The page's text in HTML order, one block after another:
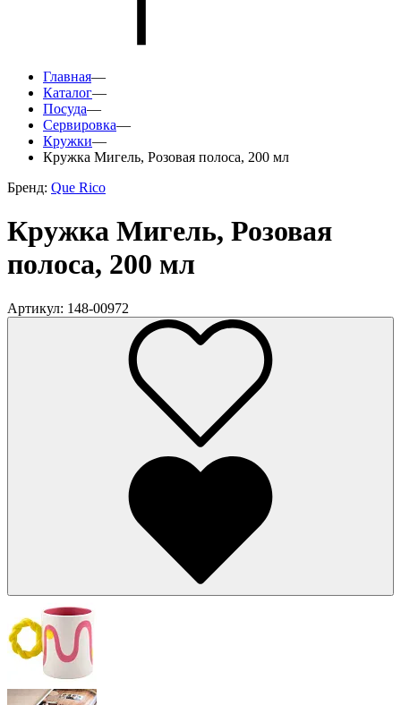
Главная—
Каталог—
Посуда—
Сервировка—
Кружки—
Кружка Мигель, Розовая полоса, 200 мл
Бренд: Que Rico
Кружка Мигель, Розовая
полоса, 200 мл
Артикул: 148-00972